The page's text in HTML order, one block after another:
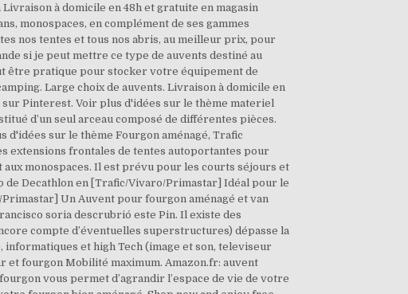
à domicile en 48h et gratuite en magasin
monospaces, en complément de ses gammes
nos tentes et tous nos abris, au meilleur prix, pour
si je peut mettre ce type de auvents destiné au
être pratique pour stocker votre équipement de
Large choix de auvents. Livraison à domicile en
sur Pinterest. Voir plus d'idées sur le thème materiel
d’un seul arceau composé de différentes pièces.
d'idées sur le thème Fourgon aménagé, Trafic
extensions frontales de tentes autoportantes pour
monospaces. Il est prévu pour les courts séjours et
de Decathlon en [Trafic/Vivaro/Primastar] Idéal pour le
Un Auvent pour fourgon aménagé et van
soria descrubrió este Pin. Il existe des
compte d’éventuelles superstructures) dépasse la
et high Tech (image et son, televiseur
et fourgon Mobilité maximum. Amazon.fr: auvent
vous permet d’agrandir l’espace de vie de votre